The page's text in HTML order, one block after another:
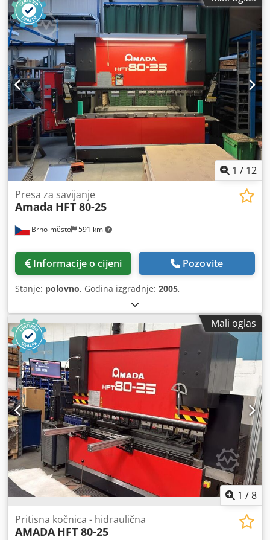
1 / 12
Brno-město 591 km
Presa za savijanje
Amada HFT 80-25
Informacije o cijeni Pozovite
Stanje: polovno, Godina izgradnje: 2005,
Mali oglas
1 /8
Pritisna kočnica - hidraulična
AMADA HFT 80-25